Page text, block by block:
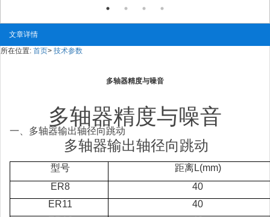
文章详情
所在位置: 首页> 技术参数
多轴器精度与噪音
多轴器精度与噪音
一、多轴器输出轴径向跳动
多轴器输出轴径向跳动
型号
距离L(mm)
ER8
40
ER11
40